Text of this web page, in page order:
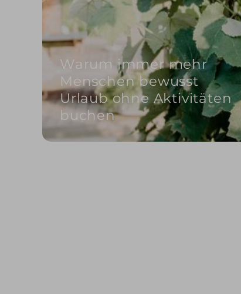
Warum immer mehr
Menschen bewusst
Urlaub ohne Aktivitäten
buchen